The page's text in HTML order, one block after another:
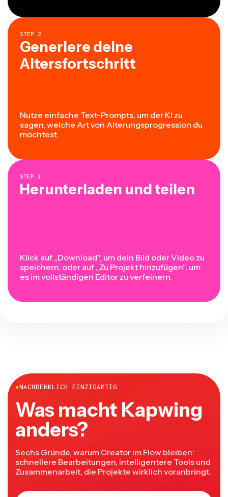
STEP 2
Generiere deine
Altersfortschritt
Nutze einfache Text-Prompts, um der KI zu
sagen, welche Art von Alterungsprogression du
möchtest.
STEP 3
Herunterladen und teilen
Klick auf „Download", um dein Bild oder Video zu
speichern, oder auf „Zu Projekt hinzufügen", um
es im vollständigen Editor zu verfeinern.
●NACHDENKLICH EINZIGARTIG
Was macht Kapwing
anders?
Sechs Gründe, warum Creator im Flow bleiben:
schnellere Bearbeitungen, intelligentere Tools und
Zusammenarbeit, die Projekte wirklich voranbringt.